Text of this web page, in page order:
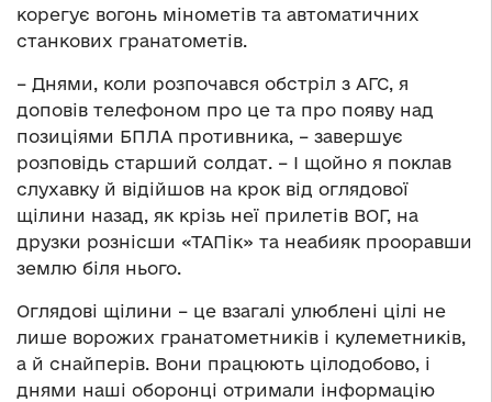
корегує вогонь мінометів та автоматичних
станкових гранатометів.
– Днями, коли розпочався обстріл з АГС, я
доповів телефоном про це та про появу над
позиціями БПЛА противника, – завершує
розповідь старший солдат. – І щойно я поклав
слухавку й відійшов на крок від оглядової
щілини назад, як крізь неї прилетів ВОГ, на
друзки рознісши «ТАПік» та неабияк прооравши
землю біля нього.
Оглядові щілини – це взагалі улюблені цілі не
лише ворожих гранатометників і кулеметників,
а й снайперів. Вони працюють цілодобово, і
днями наші оборонці отримали інформацію